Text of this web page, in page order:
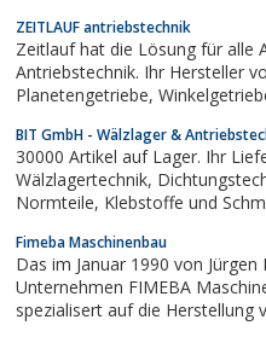
ZEITLAUF antriebstechnik
Zeitlauf hat die Lösung für alle
Antriebstechnik. Ihr Hersteller
Planetengetriebe,
BIT GmbH - Wälzlager &
30000 Artikel auf Lager. Ihr
Wälzlagertechnik, Dichtungstechnik, Antriebstechnik, DIN und
Normteile, Klebstoffe und Schmierstoffe. Eigenes Lager und
Fimeba Maschinenbau
Das im Januar 1990 von
Unternehmen FIMEBA
spezialisert auf die Herstellung